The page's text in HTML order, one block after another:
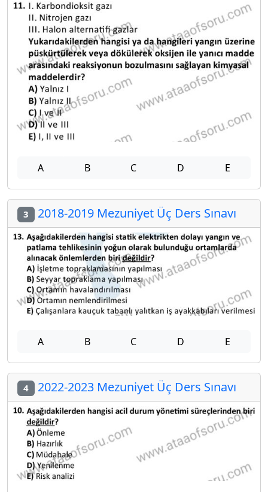
A B C D E
3 2018-2019 Mezuniyet Üç Ders Sınavı
A B C D E
4 2022-2023 Mezuniyet Üç Ders Sınavı